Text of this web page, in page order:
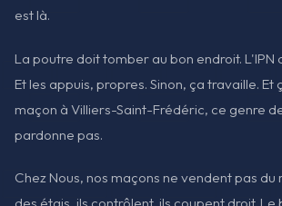
est là.
La poutre doit tomber au bon endroit. L'IPN
Et les appuis, propres. Sinon, ça travaille. Et
maçon à Villiers-Saint-Frédéric, ce genre
pardonne pas.
Chez Nous, nos maçons ne vendent pas du